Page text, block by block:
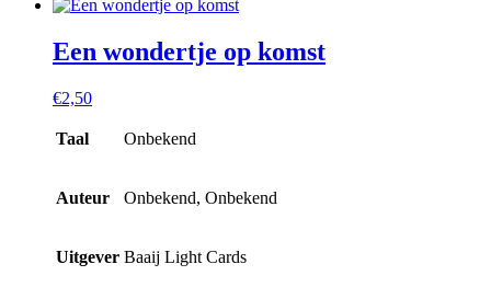
Een wondertje op komst
€2,50
Taal Onbekend
Auteur Onbekend, Onbekend
Uitgever Baaij Light Cards